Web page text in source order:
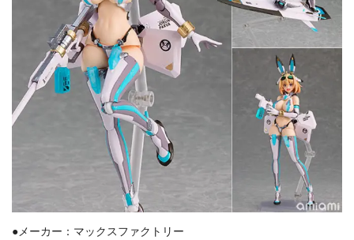
●メーカー：マックスファクトリー